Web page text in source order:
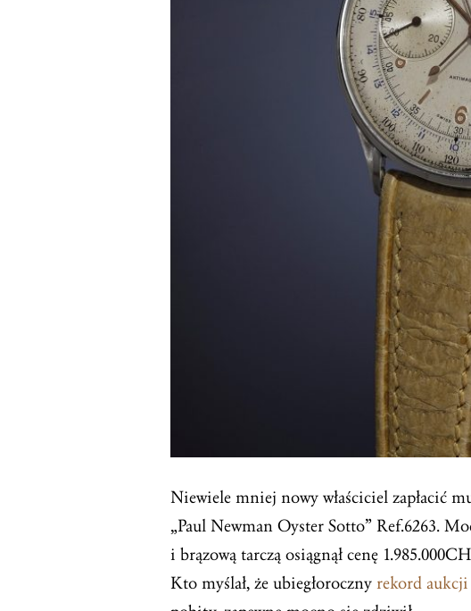
Niewiele mniej nowy właściciel zapłacić
„Paul Newman Oyster Sotto” Ref.6263.
i brązową tarczą osiągnął cenę
Kto myślał, że ubiegłoroczny rekord aukcji